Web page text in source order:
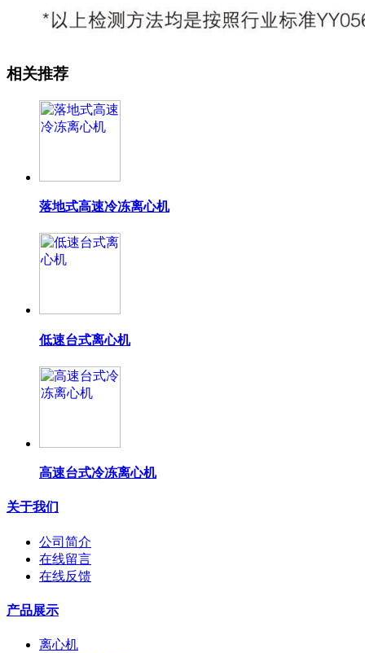
相关推荐
落地式高速冷冻离心机
低速台式离心机
高速台式冷冻离心机
关于我们
公司简介
在线留言
在线反馈
产品展示
离心机